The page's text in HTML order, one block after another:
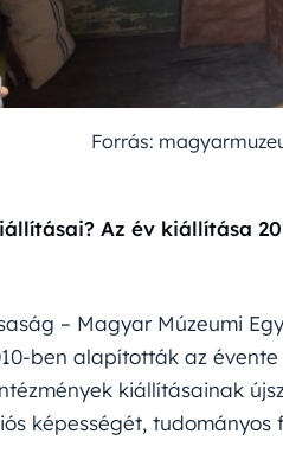
Forrás:
Az év kiállítása
– Magyar Múzeumi
ben alapították az
kiállításainak
képességét,